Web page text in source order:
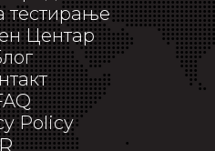
тестирање
Центар
Policy